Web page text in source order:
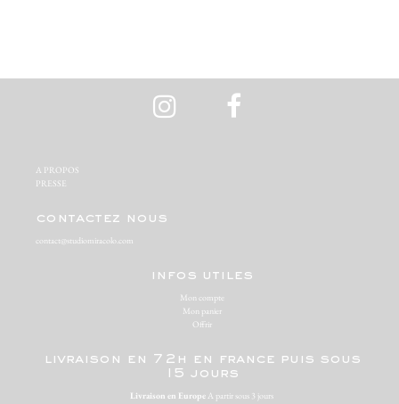
A PROPOS‬
PRESSE‬
contactez nous
contact@studiomiracolo.com
infos utiles
Mon compte
Mon panier
Offrir
livraison en 72h en france puis sous
15 jours
Livraison en Europe A partir sous 3 jours